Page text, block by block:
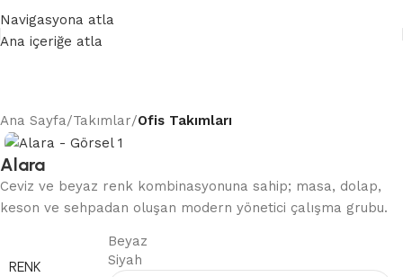
Navigasyona atla
Ana içeriğe atla
Ana Sayfa Takımlar Ofis Takımları
Alara
Ceviz ve beyaz renk kombinasyonuna sahip; masa, dolap,
keson ve sehpadan oluşan modern yönetici çalışma grubu.
RENK
Beyaz
Siyah